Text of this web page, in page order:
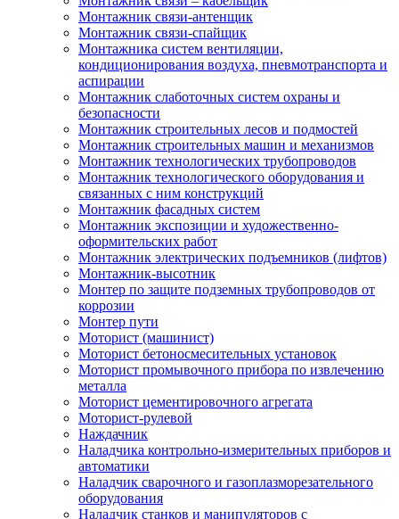
Монтажник связи-антенщик
Монтажник связи-спайщик
Монтажника систем вентиляции,
кондиционирования воздуха, пневмотранспорта и
аспирации
Монтажник слаботочных систем охраны и
безопасности
Монтажник строительных лесов и подмостей
Монтажник строительных машин и механизмов
Монтажник технологических трубопроводов
Монтажник технологического оборудования и
связанных с ним конструкций
Монтажник фасадных систем
Монтажник экспозиции и художественно-
оформительских работ
Монтажник электрических подъемников (лифтов)
Монтажник-высотник
Монтер по защите подземных трубопроводов от
коррозии
Монтер пути
Моторист (машинист)
Моторист бетоносмесительных установок
Моторист промывочного прибора по извлечению
металла
Моторист цементировочного агрегата
Моторист-рулевой
Наждачник
Наладчика контрольно-измерительных приборов и
автоматики
Наладчик сварочного и газоплазморезательного
оборудования
Наладчик станков и манипуляторов с